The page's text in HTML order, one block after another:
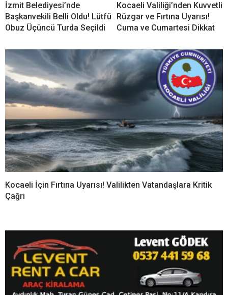
İzmit Belediyesi’nde
Başkanvekili Belli Oldu! Lütfü
Obuz Üçüncü Turda Seçildi
Kocaeli Valiliği’nden Kuvvetli
Rüzgar ve Fırtına Uyarısı!
Cuma ve Cumartesi Dikkat
Kocaeli İçin Fırtına Uyarısı! Valilikten Vatandaşlara Kritik
Çağrı